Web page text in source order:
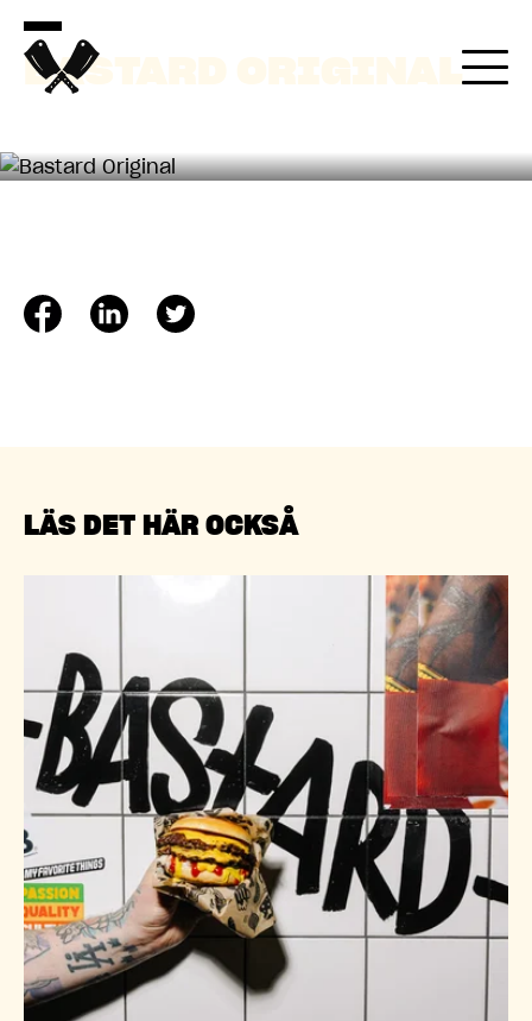
BASTARD ORIGINAL
LÄS DET HÄR OCKSÅ